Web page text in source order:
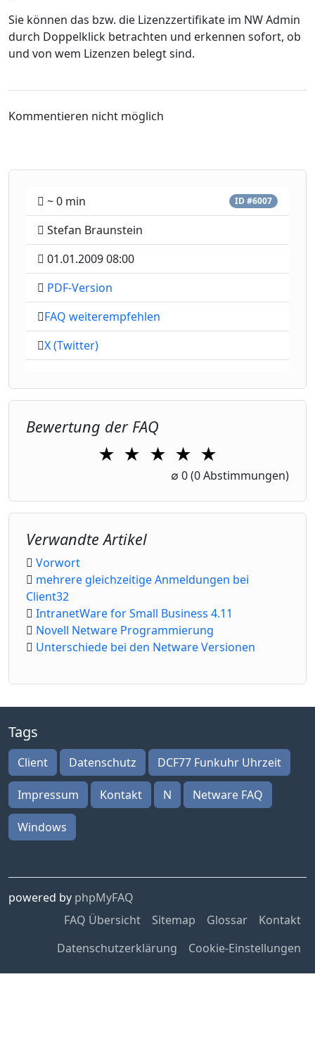
Sie können das bzw. die Lizenzzertifikate im NW Admin
durch Doppelklick betrachten und erkennen sofort, ob
und von wem Lizenzen belegt sind.
Kommentieren nicht möglich
~ 0 min ID #6007
Stefan Braunstein
01.01.2009 08:00
PDF-Version
FAQ weiterempfehlen
X (Twitter)
Bewertung der FAQ
★ ★
2 Stars
★
3 Stars
★
4 Stars
★
5 Stars
∅ 0(0 Abstimmungen)
Verwandte Artikel
Vorwort
mehrere gleichzeitige Anmeldungen bei
Client32
IntranetWare for Small Business 4.11
Novell Netware Programmierung
Unterschiede bei den Netware Versionen
Tags
Client Datenschutz DCF77 Funkuhr Uhrzeit
Impressum Kontakt N Netware FAQ
Windows
powered by phpMyFAQ
FAQ Übersicht
Sitemap Glossar
Kontakt
Datenschutzerklärung
Cookie-Einstellungen